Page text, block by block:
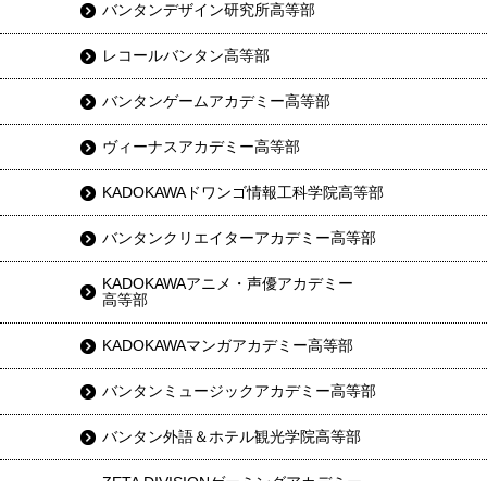
バンタンデザイン研究所高等部
レコールバンタン高等部
バンタンゲームアカデミー高等部
ヴィーナスアカデミー高等部
KADOKAWAドワンゴ情報工科学院高等部
バンタンクリエイターアカデミー高等部
KADOKAWAアニメ・声優アカデミー
高等部
KADOKAWAマンガアカデミー高等部
バンタンミュージックアカデミー高等部
バンタン外語＆ホテル観光学院高等部